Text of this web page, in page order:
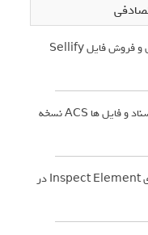
اسکریپت اشتراک گذاری و فروش فایل Sellify
اسکریپت مبدل آنلاین اسناد و فایل ها ACS نسخه
آموزش جلوگیری از اجرای Inspect Element در